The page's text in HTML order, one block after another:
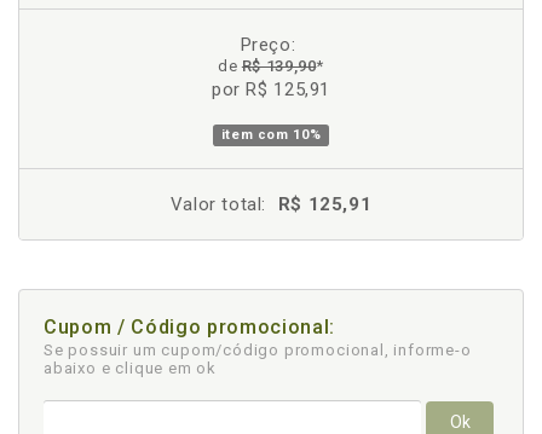
Preço:
deR$ 139,90*
por R$ 125,91
item com 10%
Valor total: R$ 125,91
Cupom / Código promocional:
Se possuir um cupom/código promocional, informe-o
abaixo e clique em ok
Ok